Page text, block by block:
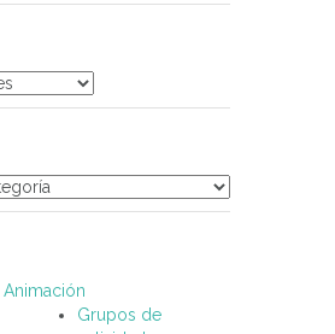
Animación
Grupos de